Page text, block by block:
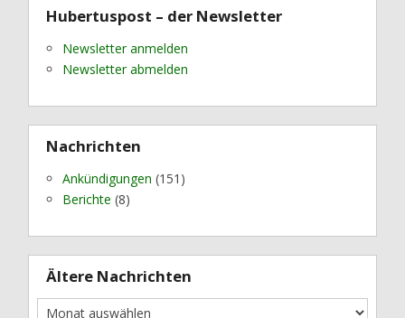
Hubertuspost – der Newsletter
Newsletter anmelden
Newsletter abmelden
Nachrichten
Ankündigungen (151)
Berichte (8)
Ältere Nachrichten